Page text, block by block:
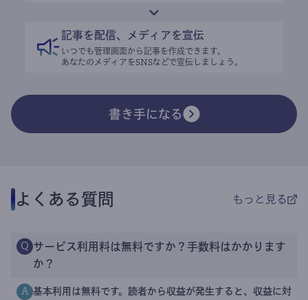
記事を配信、メディアを宣伝
いつでも管理画面から記事を作成できます。
あなたのメディアをSNSなどで宣伝しましょう。
書き手になる
よくある質問 もっと見る
Q サービス利用料は無料ですか？手数料はかかります
か？
A 基本利用は無料です。読者から収益が発生すると、収益に対